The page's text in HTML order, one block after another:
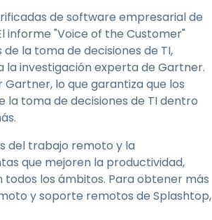
de software empresarial de
informe "Voice of the Customer"
la toma de decisiones de TI,
investigación experta de Gartner.
lo que garantiza que los
toma de decisiones de TI dentro
del trabajo remoto y la
que mejoren la productividad,
los ámbitos. Para obtener más
y soporte remotos de Splashtop,